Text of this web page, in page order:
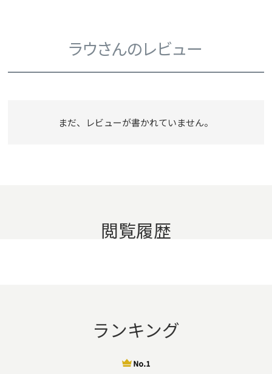
ラウさんのレビュー
まだ、レビューが書かれていません。
閲覧履歴
ランキング